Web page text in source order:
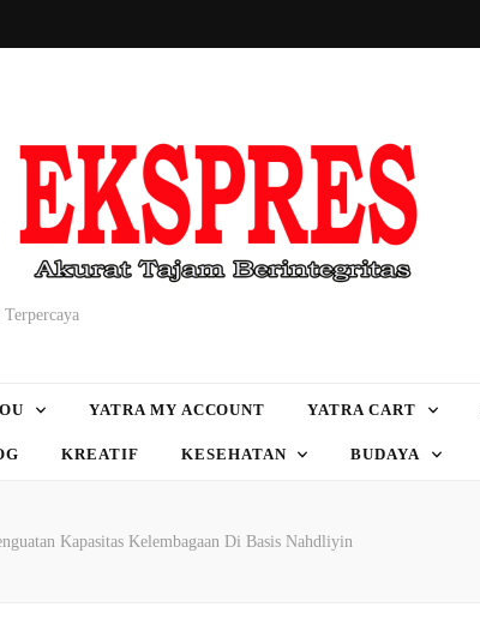
YATRA MY ACCOUNT YATRA CART
KREATIF KESEHATAN BUDAYA
Kapasitas Kelembagaan Di Basis Nahdliyin